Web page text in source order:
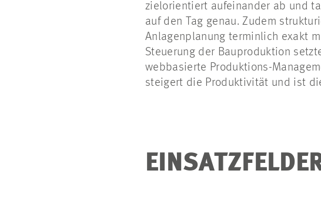
zielorientiert aufeinander ab und
auf den Tag genau. Zudem
Anlagenplanung terminlich exakt
Steuerung der Bauproduktion
webbasierte Produktions-
steigert die Produktivität und ist